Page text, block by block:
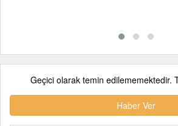
Geçici olarak temin edilememektedir.
Haber Ver